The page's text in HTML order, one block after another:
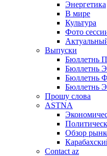
Энергетика
В мире
Культура
Фото
Выпуски
Бюллетнь
Бюллетнь
Бюллетнь
Бюллетнь
Прошу слова
ASTNA
Обзор
Contact az